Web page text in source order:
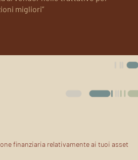
migliori”
finanziaria relativamente ai tuoi asset